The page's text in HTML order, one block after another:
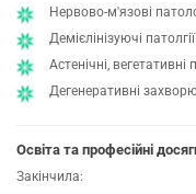
Нервово-м'язові
Демієлінізуючі
Астенічні,
Дегенеративні
Освіта та професійні
Закінчила: